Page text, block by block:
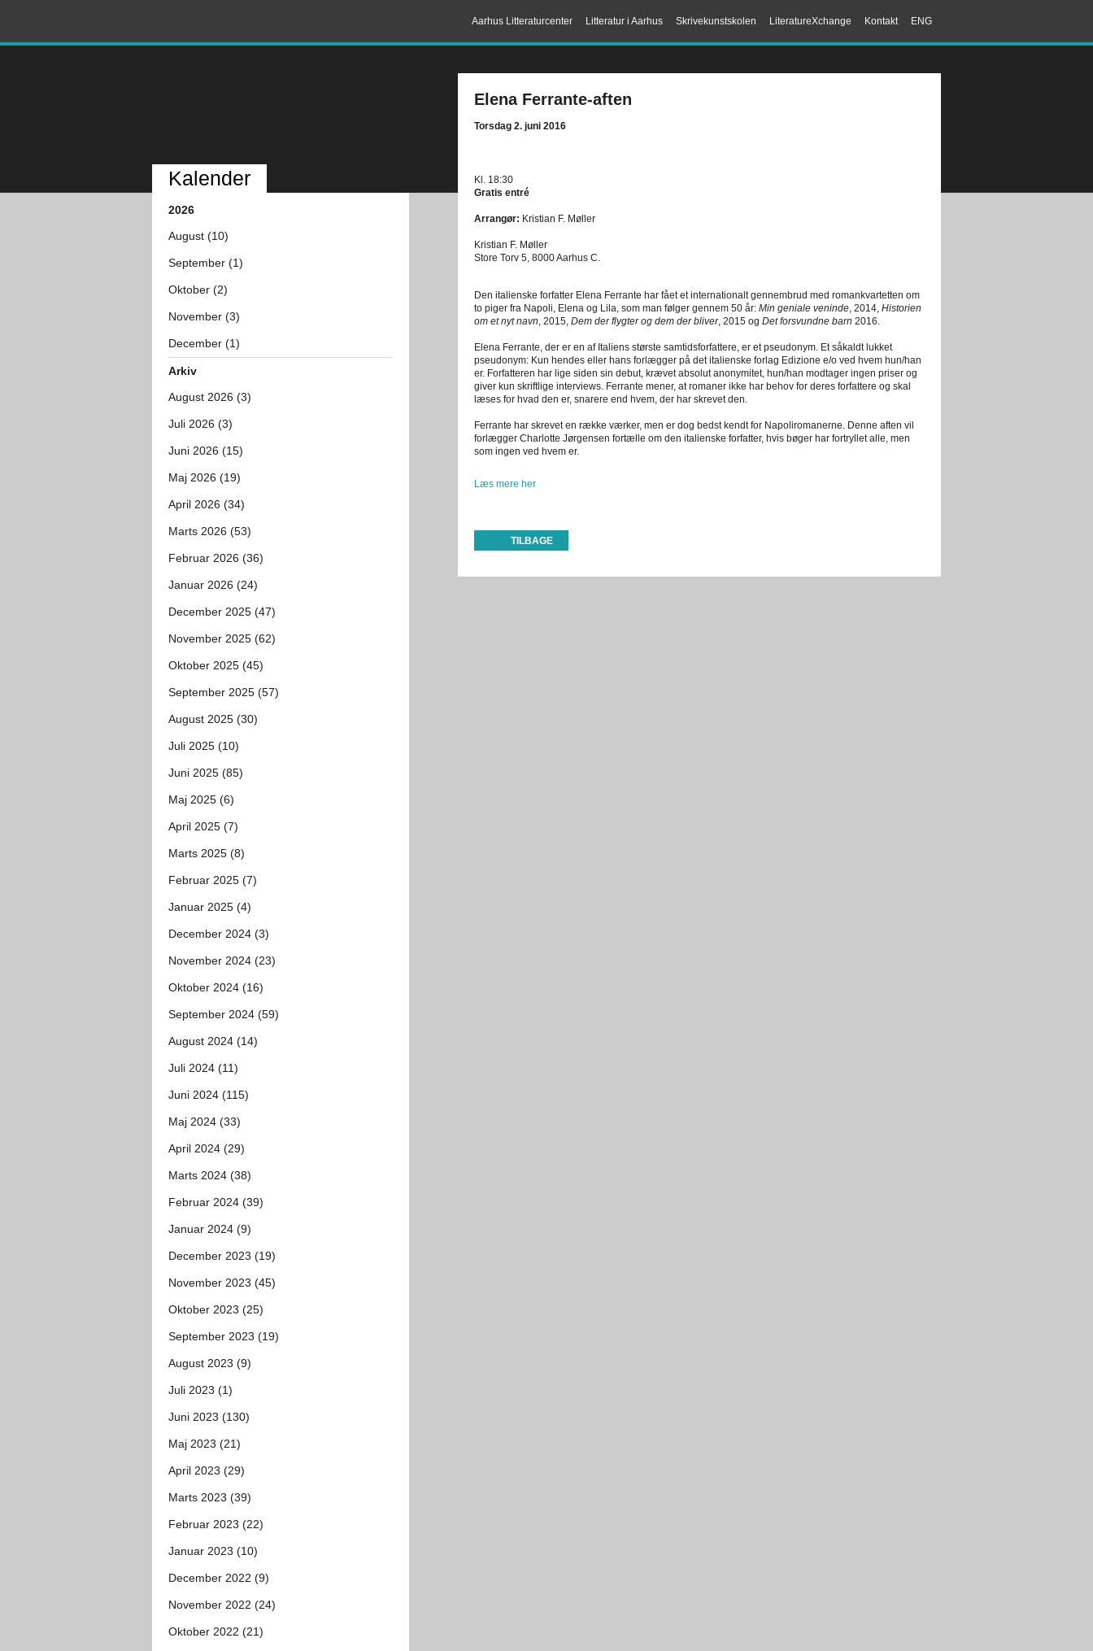
ENG
Kontakt
LiteratureXchange
Skrivekunstskolen
Litteratur i Aarhus
Aarhus Litteraturcenter
Elena Ferrante-aften
Torsdag 2. juni 2016
Kl. 18:30
Gratis entré
Arrangør: Kristian F. Møller
Kristian F. Møller
Store Torv 5, 8000 Aarhus C.
Den italienske forfatter Elena Ferrante har fået et internationalt gennembrud med romankvartetten om
to piger fra Napoli, Elena og Lila, som man følger gennem 50 år: Min geniale veninde, 2014, Historien
om et nyt navn, 2015, Dem der flygter og dem der bliver, 2015 og Det forsvundne barn 2016.
Elena Ferrante, der er en af Italiens største samtidsforfattere, er et pseudonym. Et såkaldt lukket
pseudonym: Kun hendes eller hans forlægger på det italienske forlag Edizione e/o ved hvem hun/han
er. Forfatteren har lige siden sin debut, krævet absolut anonymitet, hun/han modtager ingen priser og
giver kun skriftlige interviews. Ferrante mener, at romaner ikke har behov for deres forfattere og skal
læses for hvad den er, snarere end hvem, der har skrevet den.
Ferrante har skrevet en række værker, men er dog bedst kendt for Napoliromanerne. Denne aften vil
forlægger Charlotte Jørgensen fortælle om den italienske forfatter, hvis bøger har fortryllet alle, men
som ingen ved hvem er.
Læs mere her
TILBAGE
Kalender
2026
August (10)
September (1)
Oktober (2)
November (3)
December (1)
Arkiv
August 2026 (3)
Juli 2026 (3)
Juni 2026 (15)
Maj 2026 (19)
April 2026 (34)
Marts 2026 (53)
Februar 2026 (36)
Januar 2026 (24)
December 2025 (47)
November 2025 (62)
Oktober 2025 (45)
September 2025 (57)
August 2025 (30)
Juli 2025 (10)
Juni 2025 (85)
Maj 2025 (6)
April 2025 (7)
Marts 2025 (8)
Februar 2025 (7)
Januar 2025 (4)
December 2024 (3)
November 2024 (23)
Oktober 2024 (16)
September 2024 (59)
August 2024 (14)
Juli 2024 (11)
Juni 2024 (115)
Maj 2024 (33)
April 2024 (29)
Marts 2024 (38)
Februar 2024 (39)
Januar 2024 (9)
December 2023 (19)
November 2023 (45)
Oktober 2023 (25)
September 2023 (19)
August 2023 (9)
Juli 2023 (1)
Juni 2023 (130)
Maj 2023 (21)
April 2023 (29)
Marts 2023 (39)
Februar 2023 (22)
Januar 2023 (10)
December 2022 (9)
November 2022 (24)
Oktober 2022 (21)